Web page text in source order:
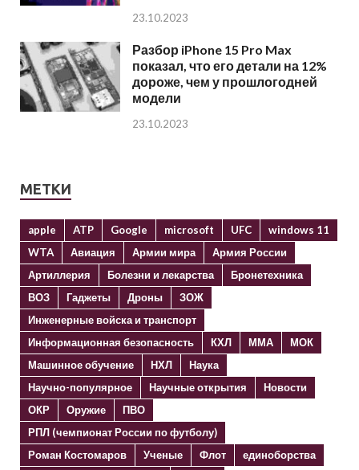
23.10.2023
Разбор iPhone 15 Pro Max
показал, что его детали на 12%
дороже, чем у прошлогодней
модели
23.10.2023
МЕТКИ
apple ATP Google microsoft UFC
windows 11
WTA
Авиация Армии мира
Армия России
Артиллерия
Болезни и лекарства
Бронетехника
ВОЗ
Гаджеты Дроны
ЗОЖ
Инженерные войска и транспорт
Информационная безопасность
КХЛ ММА
МОК
Машинное обучение
НХЛ
Наука
Научно-популярное
Научные открытия
Новости
ОКР
Оружие
ПВО
РПЛ (чемпионат России по футболу)
Роман Костомаров
Ученые Флот
единоборства